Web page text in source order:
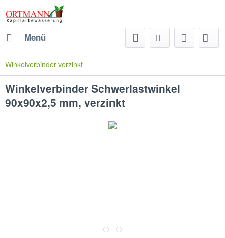
Menü
Winkelverbinder verzinkt
Winkelverbinder Schwerlastwinkel
90x90x2,5 mm, verzinkt